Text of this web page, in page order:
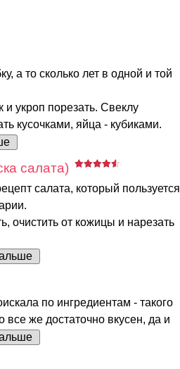
а то сколько лет в одной и той
и укроп порезать. Свеклу
кусочками, яйца - кубиками.
салата)
салата, который пользуется
очистить от кожицы и нарезать
по ингредиентам - такого
все же достаточно вкусен, да и